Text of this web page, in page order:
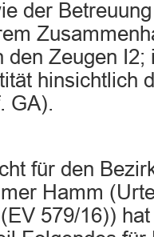
der
den Zeugen I2;
hinsichtlich
GA).
für den
Hamm
579/16))